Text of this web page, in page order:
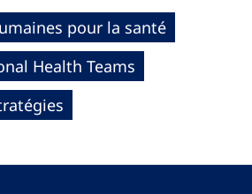
pour la santé
Health Teams